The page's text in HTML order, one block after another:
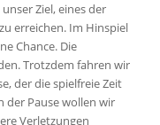
Ziel, eines der
erreichen. Im Hinspiel
Chance. Die
Trotzdem fahren wir
der die spielfreie Zeit
der Pause wollen wir
Verletzungen